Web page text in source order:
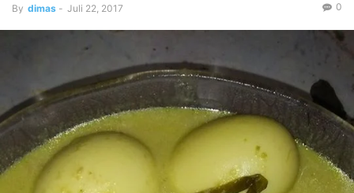
By dimas - Juli 22, 2017 0